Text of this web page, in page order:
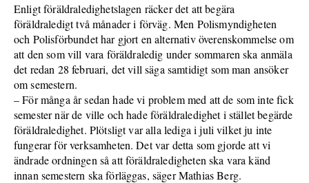
Enligt föräldraledighetslagen räcker det att begära
föräldraledigt två månader i förväg. Men Polismyndigheten
och Polisförbundet har gjort en alternativ överenskommelse om
att den som vill vara föräldraledig under sommaren ska anmäla
det redan 28 februari, det vill säga samtidigt som man ansöker
om semestern.
– För många år sedan hade vi problem med att de som inte fick
semester när de ville och hade föräldraledighet i stället begärde
föräldraledighet. Plötsligt var alla lediga i juli vilket ju inte
fungerar för verksamheten. Det var detta som gjorde att vi
ändrade ordningen så att föräldraledigheten ska vara känd
innan semestern ska förläggas, säger Mathias Berg.